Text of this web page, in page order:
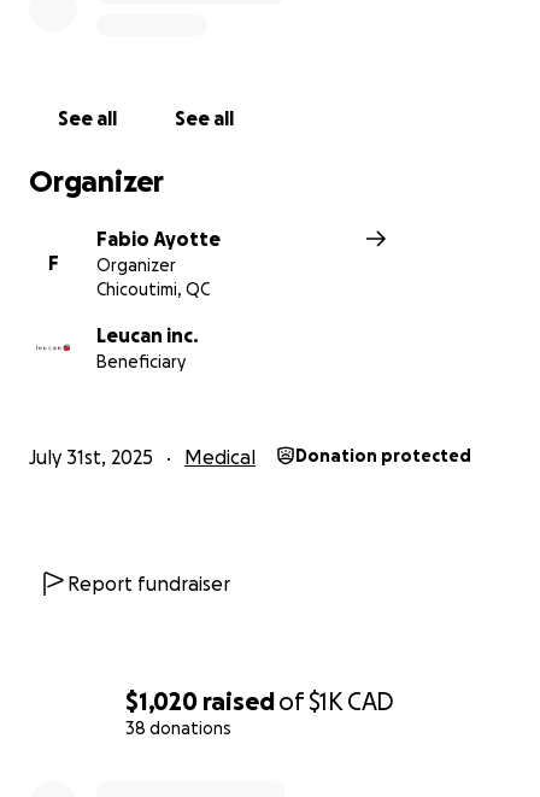
$1,020 raisedof$1K CAD
38 donations
See all See all
Organizer
F
Fabio Ayotte
Organizer
Chicoutimi, QC
Leucan inc.
Beneficiary
July 31st, 2025 Medical Donation protected
Report fundraiser